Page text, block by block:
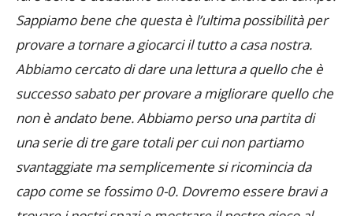
fare bene e dobbiamo dimostrarlo anche sul campo.
Sappiamo bene che questa è l’ultima possibilità per
provare a tornare a giocarci il tutto a casa nostra.
Abbiamo cercato di dare una lettura a quello che è
successo sabato per provare a migliorare quello che
non è andato bene. Abbiamo perso una partita di
una serie di tre gare totali per cui non partiamo
svantaggiate ma semplicemente si ricomincia da
capo come se fossimo 0-0. Dovremo essere bravi a